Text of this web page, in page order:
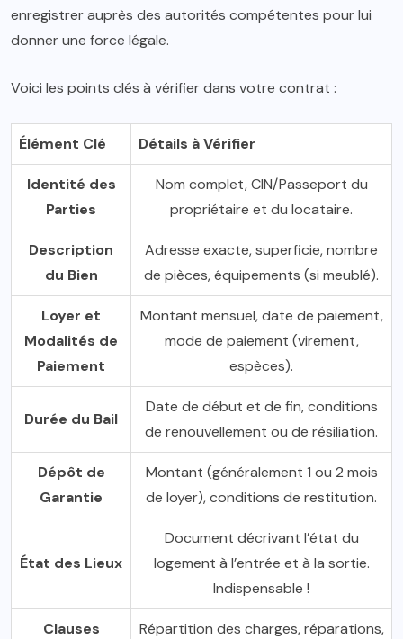
enregistrer auprès des autorités compétentes pour lui
donner une force légale.
Voici les points clés à vérifier dans votre contrat :
Élément Clé Détails à Vérifier
Identité des
Parties
Nom complet, CIN/Passeport du
propriétaire et du locataire.
Description
du Bien
Adresse exacte, superficie, nombre
de pièces, équipements (si meublé).
Loyer et
Modalités de
Paiement
Montant mensuel, date de paiement,
mode de paiement (virement,
espèces).
Durée du Bail
Date de début et de fin, conditions
de renouvellement ou de résiliation.
Dépôt de
Garantie
Montant (généralement 1 ou 2 mois
de loyer), conditions de restitution.
État des Lieux
Document décrivant l’état du
logement à l’entrée et à la sortie.
Indispensable !
Clauses
Répartition des charges, réparations,